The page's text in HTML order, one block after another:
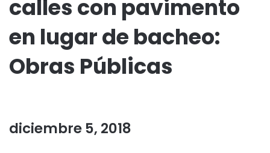
calles con pavimento
en lugar de bacheo:
Obras Públicas
diciembre 5, 2018